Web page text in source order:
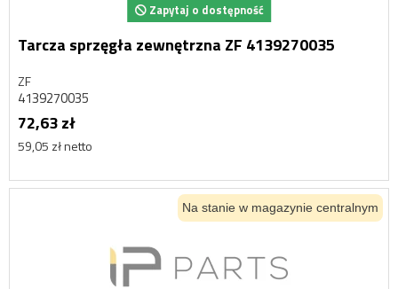
Zapytaj o dostępność
Tarcza sprzęgła zewnętrzna ZF 4139270035
ZF
4139270035
72,63 zł
59,05 zł netto
Na stanie w magazynie centralnym